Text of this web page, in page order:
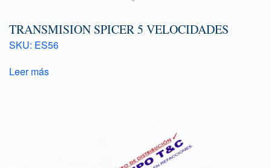
TRANSMISION SPICER 5 VELOCIDADES
SKU: ES56
Leer más